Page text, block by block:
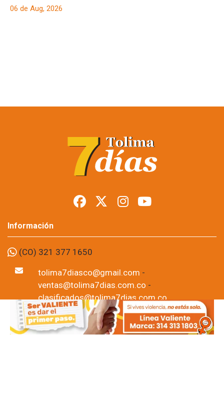
06 de Aug, 2026
Información
(CO) 321 377 1650
tolima7diasco@gmail.com -
ventas@tolima7dias.com.co -
clasificados@tolima7dias.com.co
CÓDIGO ISSN: 2011-6462 Tolima7dias.com.co